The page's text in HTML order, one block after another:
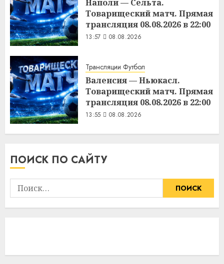
Наполи — Сельта.
Товарищеский матч. Прямая
трансляция 08.08.2026 в 22:00
13:57 08.08.2026
Трансляции Футбол
Валенсия — Ньюкасл.
Товарищеский матч. Прямая
трансляция 08.08.2026 в 22:00
13:55 08.08.2026
ПОИСК ПО САЙТУ
Найти: